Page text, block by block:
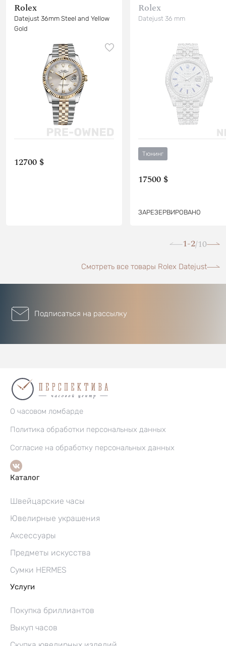
Rolex
Datejust 36mm Steel and Yellow
Gold
12700 $
Rolex
Datejust 36 mm
Тюнинг
17500 $
ЗАРЕЗЕРВИРОВАНО
1-2/10
Смотреть все товары Rolex Datejust
Подписаться на рассылку
О часовом ломбарде
Политика обработки персональных данных
Согласие на обработку персональных данных
Каталог
Швейцарские часы
Ювелирные украшения
Аксессуары
Предметы искусства
Сумки HERMES
Услуги
Покупка бриллиантов
Выкуп часов